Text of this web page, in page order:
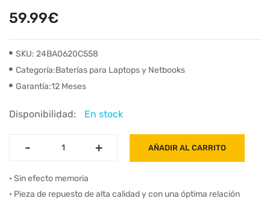
59.99€
SKU: 24BA0620C558
Categoría:Baterías para Laptops y Netbooks
Garantía:12 Meses
Disponibilidad: En stock
- +
- + AÑADIR AL CARRITO
• Sin efecto memoria
• Pieza de repuesto de alta calidad y con una óptima relación